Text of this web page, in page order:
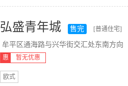
弘盛青年城 售完 [普通住宅]
牟平区通海路与兴华街交汇处东南方向
惠 暂无优惠
欧式